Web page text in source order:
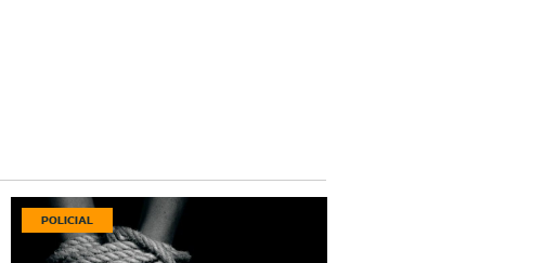
POLICIAL